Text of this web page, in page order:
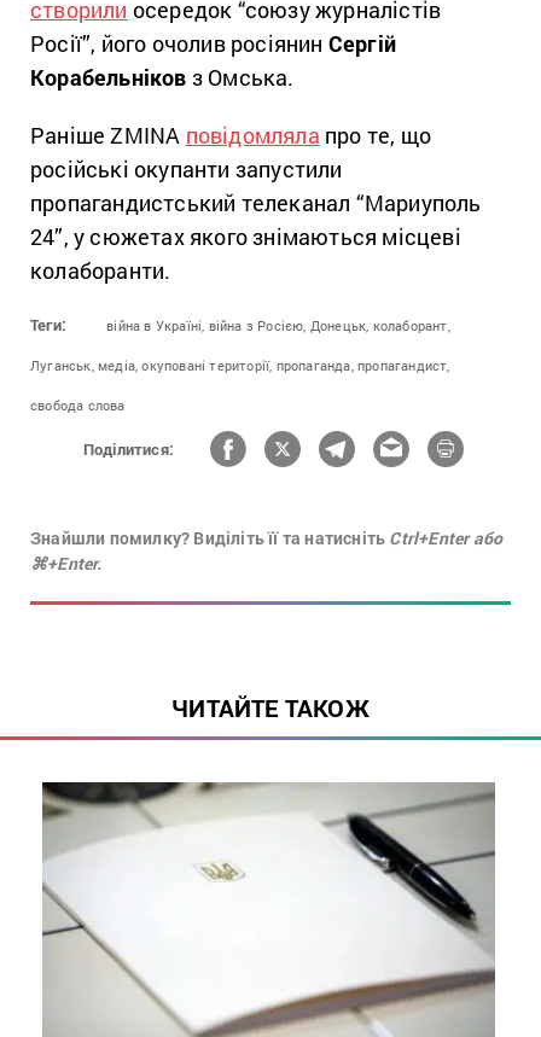
створили осередок “союзу журналістів
Росії”, його очолив росіянин Сергій
Корабельніков з Омська.
Раніше ZMINA повідомляла про те, що
російські окупанти запустили
пропагандистський телеканал “Мариуполь
24”, у сюжетах якого знімаються місцеві
колаборанти.
Теги: війна в Україні, війна з Росією, Донецьк, колаборант,
Луганськ, медіа, окуповані території, пропаганда, пропагандист,
свобода слова
Поділитися:
Знайшли помилку? Виділіть її та натисніть Ctrl+Enter або
⌘+Enter.
ЧИТАЙТЕ ТАКОЖ